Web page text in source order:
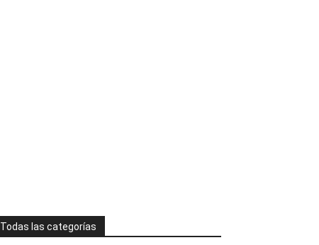
Todas las categorías